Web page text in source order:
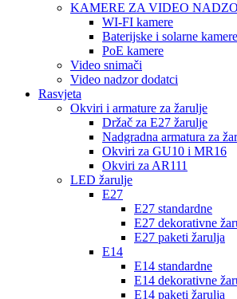
KAMERE ZA VIDEO
WI-FI kamere
Baterijske i solarne kamere
PoE kamere
Video snimači
Video nadzor dodatci
Rasvjeta
Okviri i armature za žarulje
Držač za E27 žarulje
Nadgradna armatura za
Okviri za GU10 i MR16
Okviri za AR111
LED žarulje
E27
E27 standardne
E27 dekorativne
E27 paketi žarulja
E14
E14 standardne
E14 dekorativne
E14 paketi žarulja